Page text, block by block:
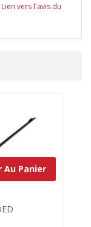
Lien vers l'avis du
Au Panier